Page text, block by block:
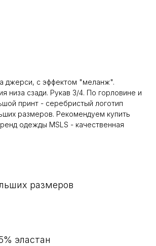
джерси, с эффектом "меланж".
низа сзади. Рукав 3/4. По горловине и
принт - серебристый логотип
размеров. Рекомендуем купить
одежды MSLS - качественная
размеров
эластан